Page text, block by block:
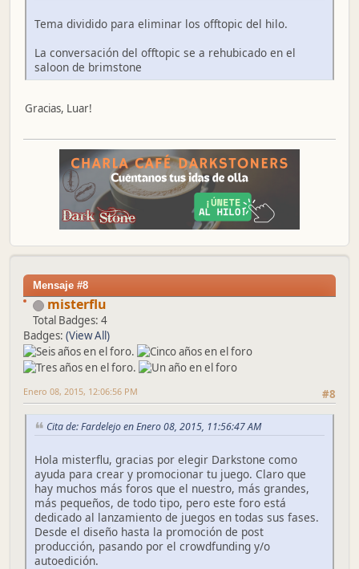
Tema dividido para eliminar los offtopic del hilo.
La conversación del offtopic se a rehubicado en el
saloon de brimstone
Gracias, Luar!
Mensaje #8
misterflu
Total Badges: 4
Badges: (View All)
#8
Enero 08, 2015, 12:06:56 PM
Cita de: Fardelejo en Enero 08, 2015, 11:56:47 AM
Hola misterflu, gracias por elegir Darkstone como
ayuda para crear y promocionar tu juego. Claro que
hay muchos más foros que el nuestro, más grandes,
más pequeños, de todo tipo, pero este foro está
dedicado al lanzamiento de juegos en todas sus fases.
Desde el diseño hasta la promoción de post
producción, pasando por el crowdfunding y/o
autoedición.